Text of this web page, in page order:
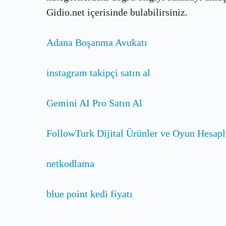
Gidio.net içerisinde bulabilirsiniz.
Adana Boşanma Avukatı
instagram takipçi satın al
Gemini AI Pro Satın Al
FollowTurk Dijital Ürünler ve Oyun
netkodlama
blue point kedi fiyatı